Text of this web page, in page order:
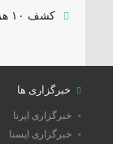
کشف ۱۰ هزار لیتر گازوئیل قاچاق در داراب
خبرگزاری ها
خبرگزاری ایرنا
خبرگزاری ایسنا